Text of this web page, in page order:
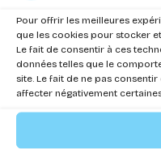
Pour offrir les meilleures
que les cookies pour stocker
Le fait de consentir à ces
données telles que le
site. Le fait de ne pas
affecter négativement
LAISSE
Connectez-